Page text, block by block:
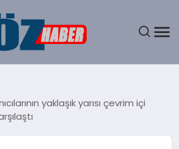
yaklaşık yarısı çevrim içi